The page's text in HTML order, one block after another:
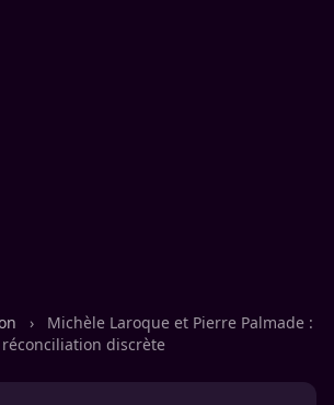
›
Michèle Laroque et Pierre Palmade :
réconciliation discrète